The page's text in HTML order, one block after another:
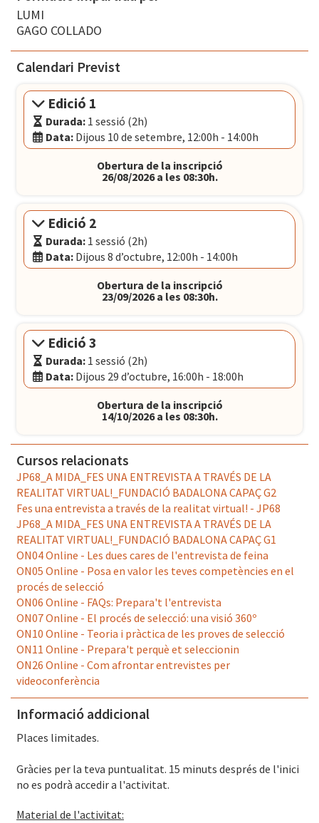
LUMI
GAGO COLLADO
Calendari Previst
Edició 1
Durada: 1 sessió (2h)
Data: Dijous 10 de setembre, 12:00h - 14:00h
Català
El Convent
- Plaça Pons i Clerch, 2, 1r BARCELONA
Obertura de la inscripció
26/08/2026 a les 08:30h.
Edició 2
Durada: 1 sessió (2h)
Data: Dijous 8 d’octubre, 12:00h - 14:00h
Català
El Convent
- Plaça Pons i Clerch, 2, 1r BARCELONA
Obertura de la inscripció
23/09/2026 a les 08:30h.
Edició 3
Durada: 1 sessió (2h)
Data: Dijous 29 d’octubre, 16:00h - 18:00h
Català
El Convent- Plaça Pons i Clerch, 2, 1r BARCELONA
Obertura de la inscripció
14/10/2026 a les 08:30h.
Cursos relacionats
JP68_A MIDA_FES UNA ENTREVISTA A TRAVÉS DE LA
REALITAT VIRTUAL!_FUNDACIÓ BADALONA CAPAÇ G2
Fes una entrevista a través de la realitat virtual! - JP68
JP68_A MIDA_FES UNA ENTREVISTA A TRAVÉS DE LA
REALITAT VIRTUAL!_FUNDACIÓ BADALONA CAPAÇ G1
ON04 Online - Les dues cares de l'entrevista de feina
ON05 Online - Posa en valor les teves competències en el
procés de selecció
ON06 Online - FAQs: Prepara't l'entrevista
ON07 Online - El procés de selecció: una visió 360º
ON10 Online - Teoria i pràctica de les proves de selecció
ON11 Online - Prepara't perquè et seleccionin
ON26 Online - Com afrontar entrevistes per
videoconferència
Informació addicional
Places limitades.
Gràcies per la teva puntualitat. 15 minuts després de l'inici
no es podrà accedir a l'activitat.
Material de l'activitat: